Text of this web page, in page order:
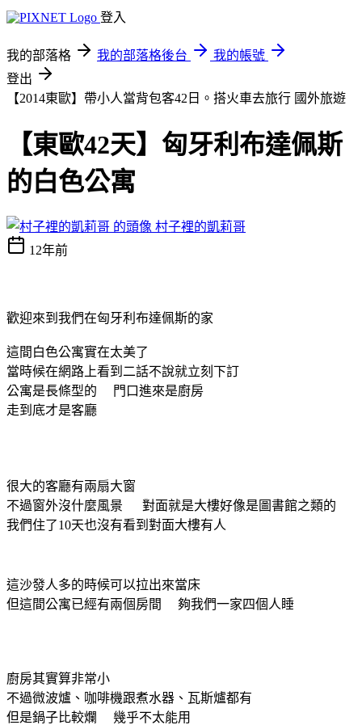
登入
我的部落格 我的部落格後台
我的帳號
登出
【2014東歐】帶小人當背包客42日。搭火車去旅行 國外旅遊
【東歐42天】匈牙利布達佩斯
的白色公寓
村子裡的凱莉哥
12年前
歡迎來到我們在匈牙利布達佩斯的家
這間白色公寓實在太美了
當時候在網路上看到二話不說就立刻下訂
公寓是長條型的 門口進來是廚房
走到底才是客廳
很大的客廳有兩扇大窗
不過窗外沒什麼風景 對面就是大樓好像是圖書館之類的
我們住了10天也沒有看到對面大樓有人
這沙發人多的時候可以拉出來當床
但這間公寓已經有兩個房間 夠我們一家四個人睡
廚房其實算非常小
不過微波爐、咖啡機跟煮水器、瓦斯爐都有
但是鍋子比較爛 幾乎不太能用